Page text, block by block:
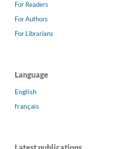
For Readers
For Authors
For Librarians
Language
English
français